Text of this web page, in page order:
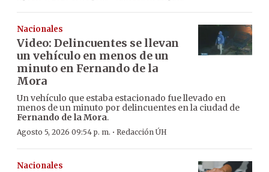
Nacionales
Video: Delincuentes se llevan
un vehículo en menos de un
minuto en Fernando de la
Mora
Un vehículo que estaba estacionado fue llevado en
menos de un minuto por delincuentes en la ciudad de
Fernando de la Mora.
Agosto 5, 2026 09:54 p. m. · Redacción ÚH
Nacionales